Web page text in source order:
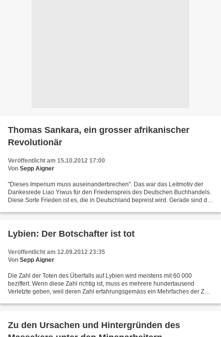
Thomas Sankara, ein grosser afrikanischer
Revolutionär
Veröffentlicht am 15.10.2012 17:00
Von Sepp Aigner
"Dieses Imperium muss auseinanderbrechen". Das war das Leitmotiv der
Dankesrede Liao Yiwus für den Friedenspreis des Deutschen Buchhandels.
Diese Sorte Frieden ist es, die in Deutschland bepreist wird. Gerade sind die
Lybien: Der Botschafter ist tot
Veröffentlicht am 12.09.2012 23:35
Von Sepp Aigner
Die Zahl der Toten des Überfalls auf Lybien wird meistens mit 60 000
beziffert. Wenn diese Zahl richtig ist, muss es mehrere hundertausend
Verletzte geben, weil deren Zahl erfahrungsgemäss ein Mehrfaches der Zahl
Zu den Ursachen und Hintergründen des